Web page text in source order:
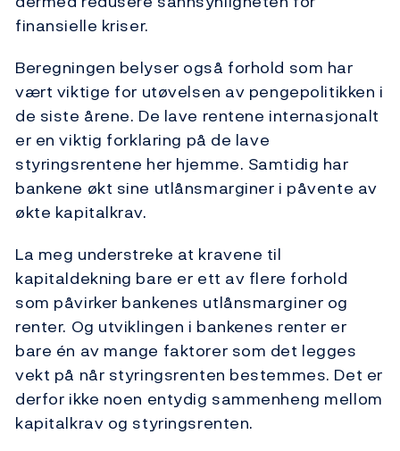
finansielle kriser.
Beregningen belyser også forhold som har
vært viktige for utøvelsen av pengepolitikken i
de siste årene. De lave rentene internasjonalt
er en viktig forklaring på de lave
styringsrentene her hjemme. Samtidig har
bankene økt sine utlånsmarginer i påvente av
økte kapitalkrav.
La meg understreke at kravene til
kapitaldekning bare er ett av flere forhold
som påvirker bankenes utlånsmarginer og
renter. Og utviklingen i bankenes renter er
bare én av mange faktorer som det legges
vekt på når styringsrenten bestemmes. Det er
derfor ikke noen entydig sammenheng mellom
kapitalkrav og styringsrenten.